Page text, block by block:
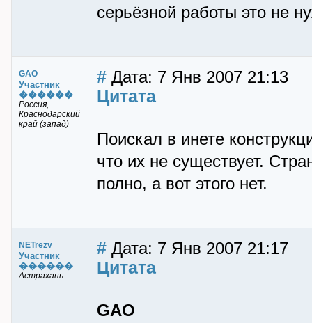
серьёзной работы это не
GAO
Участник
������
Россия,
Краснодарский
край (запад)
# Дата: 7 Янв 2007 21:13
Цитата
Поискал в инете
что их не существует.
полно, а вот этого нет.
NETrezv
Участник
������
Астрахань
# Дата: 7 Янв 2007 21:17
Цитата
GAO